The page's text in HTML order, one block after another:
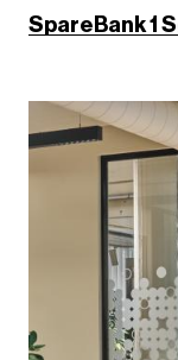
SpareBank 1
i